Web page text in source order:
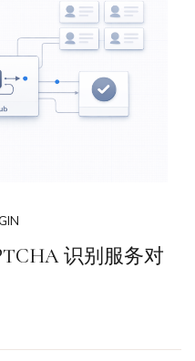
识别服务对